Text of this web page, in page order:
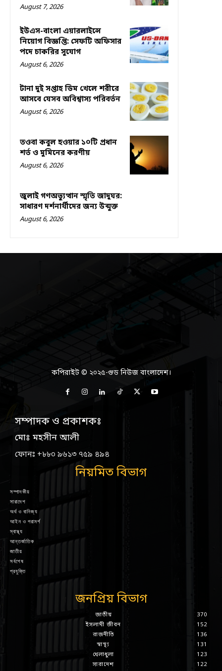
August 7, 2026
ইউএস-বাংলা এয়ারলাইন্সে
নিয়োগ বিজ্ঞপ্তি: সেফটি অফিসার
পদে চাকরির সুযোগ
August 6, 2026
টানা দুই সপ্তাহ ডিম খেলে শরীরে
আসবে যেসব অবিশ্বাস্য পরিবর্তন
August 6, 2026
তওবা কবুল হওয়ার ১০টি প্রধান
শর্ত ও মুমিনের করণীয়
August 6, 2026
জুলাই গণঅভ্যুত্থান স্মৃতি জাদুঘর:
সাধারণ দর্শনার্থীদের জন্য উন্মুক্ত
August 6, 2026
কপিরাইট © ২০২৫-গুড নিউজ বাংলাদেশ।
সম্পাদক ও প্রকাশকঃ
মোঃ মহসীন আলী
ফোনঃ +৮৮০ ৯৬১৩ ৭৫৯ ৪৯৪
নিয়মিত বিভাগ
সম্পাদকীয়
সারাদেশ
অর্থ ও বানিজ্য
আইন ও পরামর্শ
স্বাস্থ্য
আন্তর্জাতিক
জাতীয়
সর্বশেষ
প্রযুক্তি
জনপ্রিয় বিভাগ
জাতীয়
370
ইসলামী জীবন
152
রাজনীতি
136
স্বাস্থ্য
131
খেলাধুলা
123
সারাদেশ
122